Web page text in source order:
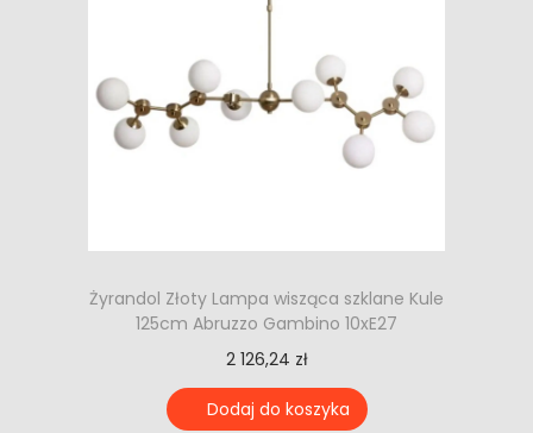
Żyrandol Złoty Lampa wisząca szklane Kule
125cm Abruzzo Gambino 10xE27
2 126,24 zł
Dodaj do koszyka